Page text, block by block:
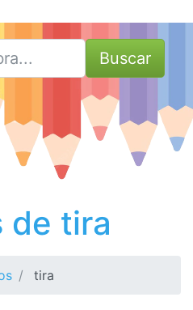
Buscar
de tira
tira